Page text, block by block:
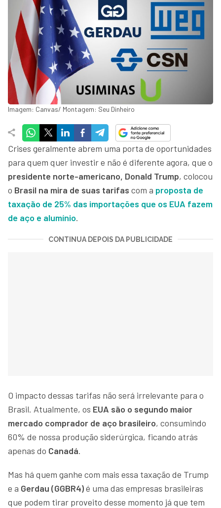
Imagem: Canvas/ Montagem: Seu Dinheiro
Crises geralmente abrem uma porta de oportunidades
para quem quer investir e não é diferente agora, que o
presidente norte-americano, Donald Trump, colocou
o Brasil na mira de suas tarifas com a proposta de
taxação de 25% das importações que os EUA fazem
de aço e alumínio.
CONTINUA DEPOIS DA PUBLICIDADE
O impacto dessas tarifas não será irrelevante para o
Brasil. Atualmente, os EUA são o segundo maior
mercado comprador de aço brasileiro, consumindo
60% de nossa produção siderúrgica, ficando atrás
apenas do Canadá.
Mas há quem ganhe com mais essa taxação de Trump
e a Gerdau (GGBR4)é uma das empresas brasileiras
que podem tirar proveito desse momento já que tem